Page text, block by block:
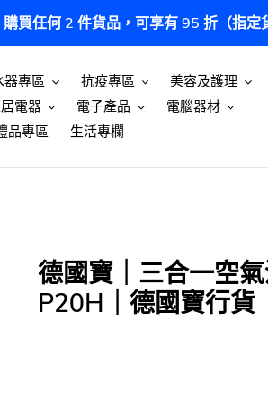
買任何 2 件貨品，可享有 95 折（指定
器專區 抗疫專區
美容及護理
電器 電子產品
電腦器材
品專區 生活專欄
德國寶｜三合一空
P20H｜德國寶行貨